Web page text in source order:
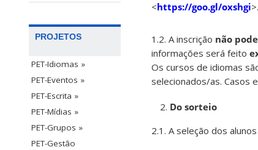
PROJETOS
PET-Idiomas »
PET-Eventos »
PET-Escrita »
PET-Mídias »
PET-Grupos »
PET-Gestão
<https://goo.gl/oxshgi>.
1.2. A inscrição não
informações será feito
Os cursos de idiomas
selecionados/as. Casos
Do sorteio
2.1. A seleção dos